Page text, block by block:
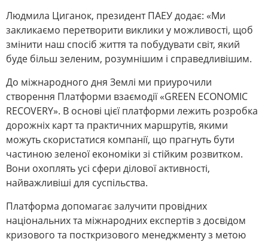
Людмила Циганок, президент ПАЕУ додає: «Ми
закликаємо перетворити виклики у можливості, щоб
змінити наш спосіб життя та побудувати світ, який
буде більш зеленим, розумнішим і справедливішим.
До міжнародного дня Землі ми приурочили
створення Платформи взаємодії «GREEN ECONOMIC
RECOVERY». В основі цієї платформи лежить розробка
дорожніх карт та практичних маршрутів, якими
можуть скористатися компанії, що прагнуть бути
частиною зеленої економіки зі стійким розвитком.
Вони охоплять усі сфери ділової активності,
найважливіші для суспільства.
Платформа допомагає залучити провідних
національних та міжнародних експертів з досвідом
кризового та посткризового менеджменту з метою